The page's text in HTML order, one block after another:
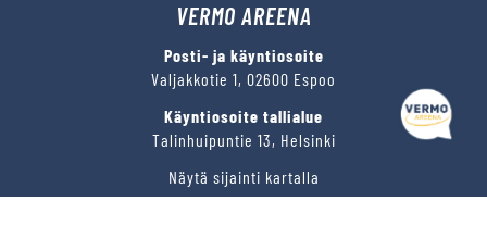
VERMO AREENA
Posti- ja käyntiosoite
Valjakkotie 1, 02600 Espoo
Käyntiosoite tallialue
Talinhuipuntie 13, Helsinki
Näytä sijainti kartalla